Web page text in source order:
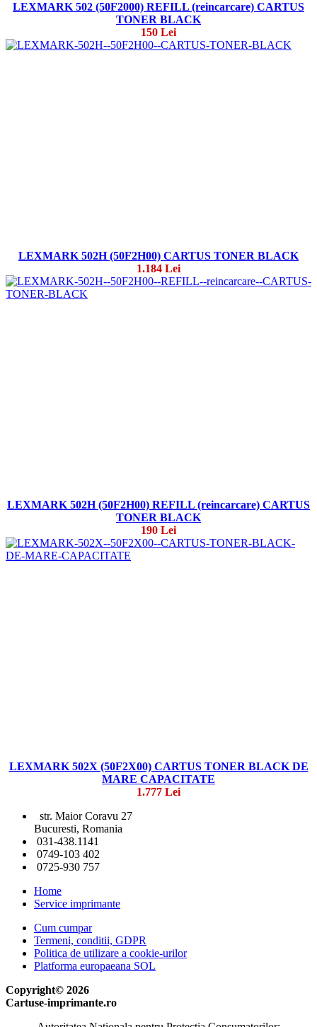
LEXMARK 502 (50F2000) REFILL (reincarcare) CARTUS
TONER BLACK
150 Lei
LEXMARK 502H (50F2H00) CARTUS TONER BLACK
1.184 Lei
LEXMARK 502H (50F2H00) REFILL (reincarcare) CARTUS
TONER BLACK
190 Lei
LEXMARK 502X (50F2X00) CARTUS TONER BLACK DE
MARE CAPACITATE
1.777 Lei
str. Maior Coravu 27
Bucuresti, Romania
031-438.1141
0749-103 402
0725-930 757
Home
Service imprimante
Cum cumpar
Termeni, conditii, GDPR
Politica de utilizare a cookie-urilor
Platforma europaeana SOL
Copyright© 2026
Cartuse-imprimante.ro